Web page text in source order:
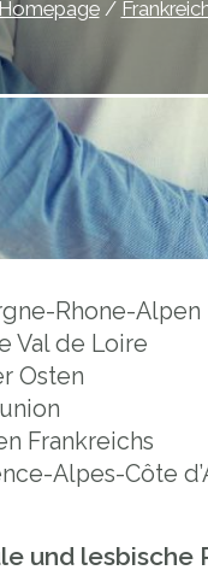
Homepage/
Rhone-Alpen
Val de Loire
Osten
Frankreichs
Alpes-Côte
und